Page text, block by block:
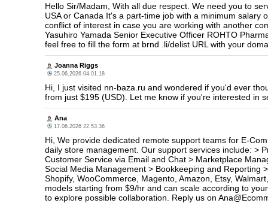
Hello Sir/Madam, With all due respect. We need you to
USA or Canada It's a part-time job with a minimum
conflict of interest in case you are working with another
Yasuhiro Yamada Senior Executive Officer ROHTO
feel free to fill the form at brnd .li/delist URL with your
Joanna Riggs
25.06.2026 04.01.18
Hi, I just visited nn-baza.ru and wondered if you'd ever
from just $195 (USD). Let me know if you're interested in
Ana
17.06.2026 22.53.36
Hi, We provide dedicated remote support teams for E-
daily store management. Our support services include: >
Customer Service via Email and Chat > Marketplace
Social Media Management > Bookkeeping and Reporting
Shopify, WooCommerce, Magento, Amazon, Etsy,
models starting from $9/hr and can scale according to
to explore possible collaboration. Reply us on